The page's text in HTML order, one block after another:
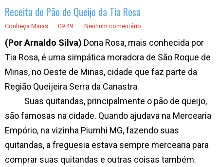
Receita do Pão de Queijo da Tia Rosa
Conheça Minas 09:49 Nenhum comentário
(Por Arnaldo Silva) Dona Rosa, mais conhecida por
Tia Rosa, é uma simpática moradora de São Roque de
Minas, no Oeste de Minas, cidade que faz parte da
Região Queijeira Serra da Canastra.
Suas quitandas, principalmente o pão de queijo,
são famosas na cidade. Quando ajudava na Mercearia
Empório, na vizinha Piumhi MG, fazendo suas
quitandas, a freguesia estava sempre mercearia para
comprar suas quitandas e outras coisas também.